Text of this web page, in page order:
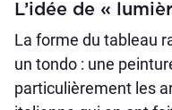
L’idée de «
La forme du tableau
un tondo : une
particulièrement les